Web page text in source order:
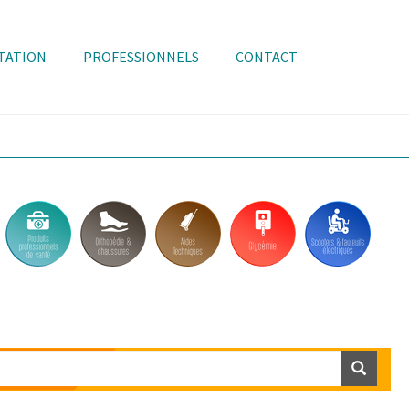
PROFESSIONNELS CONTACT